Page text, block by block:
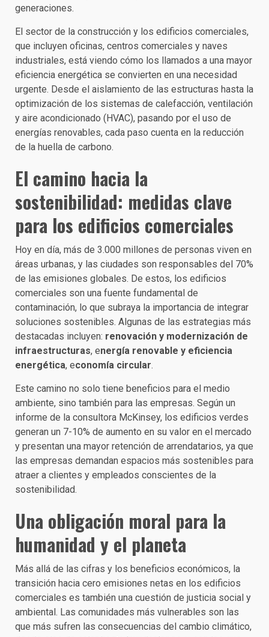
generaciones.
El sector de la construcción y los edificios comerciales,
que incluyen oficinas, centros comerciales y naves
industriales, está viendo cómo los llamados a una mayor
eficiencia energética se convierten en una necesidad
urgente. Desde el aislamiento de las estructuras hasta la
optimización de los sistemas de calefacción, ventilación
y aire acondicionado (HVAC), pasando por el uso de
energías renovables, cada paso cuenta en la reducción
de la huella de carbono.
El camino hacia la
sostenibilidad: medidas clave
para los edificios comerciales
Hoy en día, más de 3.000 millones de personas viven en
áreas urbanas, y las ciudades son responsables del 70%
de las emisiones globales. De estos, los edificios
comerciales son una fuente fundamental de
contaminación, lo que subraya la importancia de integrar
soluciones sostenibles. Algunas de las estrategias más
destacadas incluyen: renovación y modernización de
infraestructuras, energía renovable y eficiencia
energética, economía circular.
Este camino no solo tiene beneficios para el medio
ambiente, sino también para las empresas. Según un
informe de la consultora McKinsey, los edificios verdes
generan un 7-10% de aumento en su valor en el mercado
y presentan una mayor retención de arrendatarios, ya que
las empresas demandan espacios más sostenibles para
atraer a clientes y empleados conscientes de la
sostenibilidad.
Una obligación moral para la
humanidad y el planeta
Más allá de las cifras y los beneficios económicos, la
transición hacia cero emisiones netas en los edificios
comerciales es también una cuestión de justicia social y
ambiental. Las comunidades más vulnerables son las
que más sufren las consecuencias del cambio climático,